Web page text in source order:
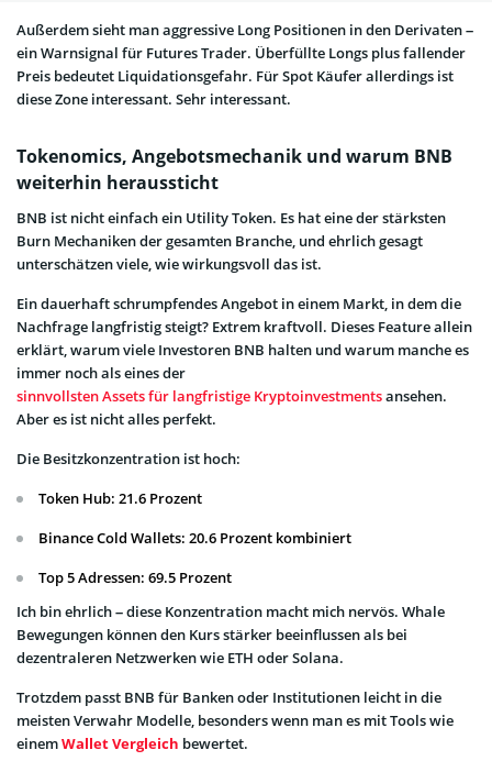
Außerdem sieht man aggressive Long Positionen in den Derivaten –
ein Warnsignal für Futures Trader. Überfüllte Longs plus fallender
Preis bedeutet Liquidationsgefahr. Für Spot Käufer allerdings ist
diese Zone interessant. Sehr interessant.
Tokenomics, Angebotsmechanik und warum BNB
weiterhin heraussticht
BNB ist nicht einfach ein Utility Token. Es hat eine der stärksten
Burn Mechaniken der gesamten Branche, und ehrlich gesagt
unterschätzen viele, wie wirkungsvoll das ist.
Ein dauerhaft schrumpfendes Angebot in einem Markt, in dem die
Nachfrage langfristig steigt? Extrem kraftvoll. Dieses Feature allein
erklärt, warum viele Investoren BNB halten und warum manche es
immer noch als eines der
sinnvollsten Assets für langfristige Kryptoinvestmentsansehen.
Aber es ist nicht alles perfekt.
Die Besitzkonzentration ist hoch:
Token Hub: 21.6 Prozent
Binance Cold Wallets: 20.6 Prozent kombiniert
Top 5 Adressen: 69.5 Prozent
Ich bin ehrlich – diese Konzentration macht mich nervös. Whale
Bewegungen können den Kurs stärker beeinflussen als bei
dezentraleren Netzwerken wie ETH oder Solana.
Trotzdem passt BNB für Banken oder Institutionen leicht in die
meisten Verwahr Modelle, besonders wenn man es mit Tools wie
einemWallet Vergleich bewertet.